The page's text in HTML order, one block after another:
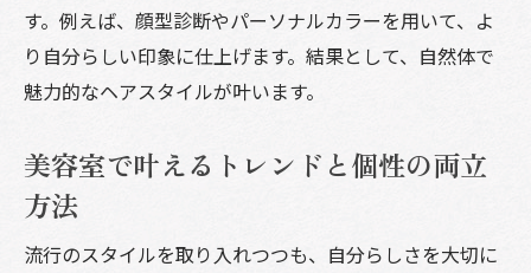
す。例えば、顔型診断やパーソナルカラーを用いて、よ
り自分らしい印象に仕上げます。結果として、自然体で
魅力的なヘアスタイルが叶います。
美容室で叶えるトレンドと個性の両立
方法
流行のスタイルを取り入れつつも、自分らしさを大切に